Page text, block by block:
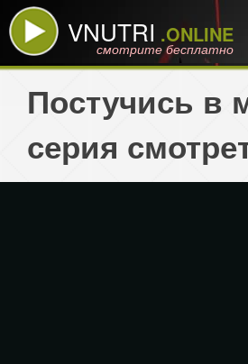
VNUTRI .ONLINE
смотрите бесплатно
Постучись в
серия